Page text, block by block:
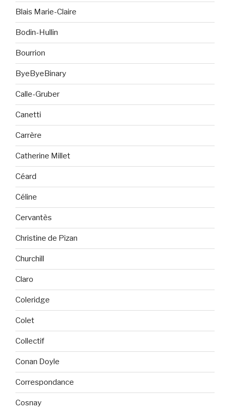
Blais Marie-Claire
Bodin-Hullin
Bourrion
ByeByeBinary
Calle-Gruber
Canetti
Carrère
Catherine Millet
Céard
Céline
Cervantès
Christine de Pizan
Churchill
Claro
Coleridge
Colet
Collectif
Conan Doyle
Correspondance
Cosnay